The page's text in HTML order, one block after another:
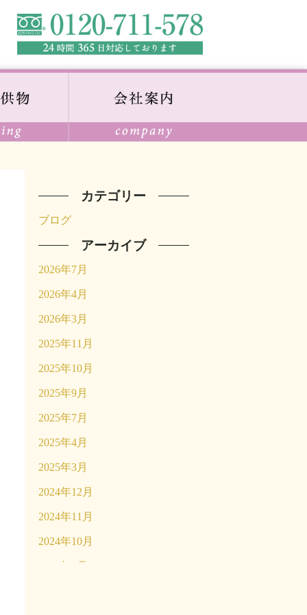
カテゴリー
ブログ
アーカイブ
2026年7月
2026年4月
2026年3月
2025年11月
2025年10月
2025年9月
2025年7月
2025年4月
2025年3月
2024年12月
2024年11月
2024年10月
2024年9月